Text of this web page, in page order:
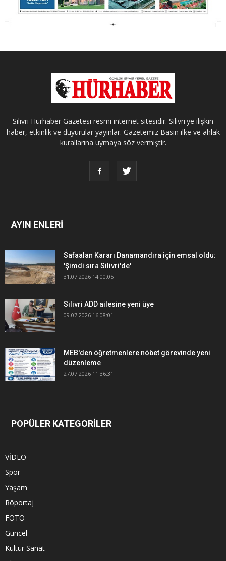
Silivri Hürhaber Gazetesi resmi internet sitesidir. Silivri'ye ilişkin
haber, etkinlik ve duyurular yayınlar. Gazetemiz Basın ilke ve ahlak
kurallarına uymaya söz vermiştir.
AYIN ENLERİ
Safaalan Kararı Danamandıra için emsal oldu:
'Şimdi sıra Silivri'de'
31.07.2026 14:00:05
Silivri ADD ailesine yeni üye
09.07.2026 16:08:01
MEB'den öğretmenlere nöbet görevinde yeni
düzenleme
27.07.2026 11:36:31
POPÜLER KATEGORİLER
VİDEO
Spor
Yaşam
Röportaj
FOTO
Güncel
Kültür Sanat